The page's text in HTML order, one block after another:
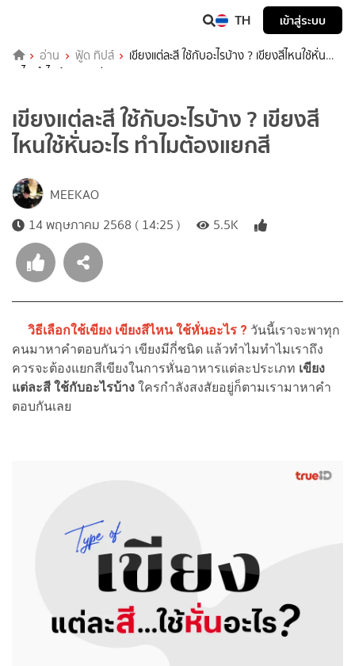
TH เข้าสู่ระบบ
อ่าน ฟู้ด ทิปส์
เขียงแต่ละสี ใช้กับอะไรบ้าง ? เขียงสีไหนใช้หั่น
อะไร ทำไมต้องแยกสี
เขียงแต่ละสี ใช้กับอะไรบ้าง ? เขียงสี
ไหนใช้หั่นอะไร ทำไมต้องแยกสี
MEEKAO
14 พฤษภาคม 2568 ( 14:25 )
5.5K
วิธีเลือกใช้เขียง เขียงสีไหน ใช้หั่นอะไร ? วันนี้เราจะพาทุก
คนมาหาคำตอบกันว่า เขียงมีกี่ชนิด แล้วทำไมทำไมเราถึง
ควรจะต้องแยกสีเขียงในการหั่นอาหารแต่ละประเภท เขียง
แต่ละสี ใช้กับอะไรบ้าง ใครกำลังสงสัยอยู่ก็ตามเรามาหาคำ
ตอบกันเลย